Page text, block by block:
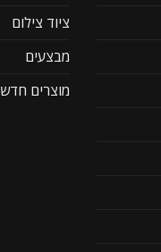
ציוד צילום
מבצעים
מוצרים